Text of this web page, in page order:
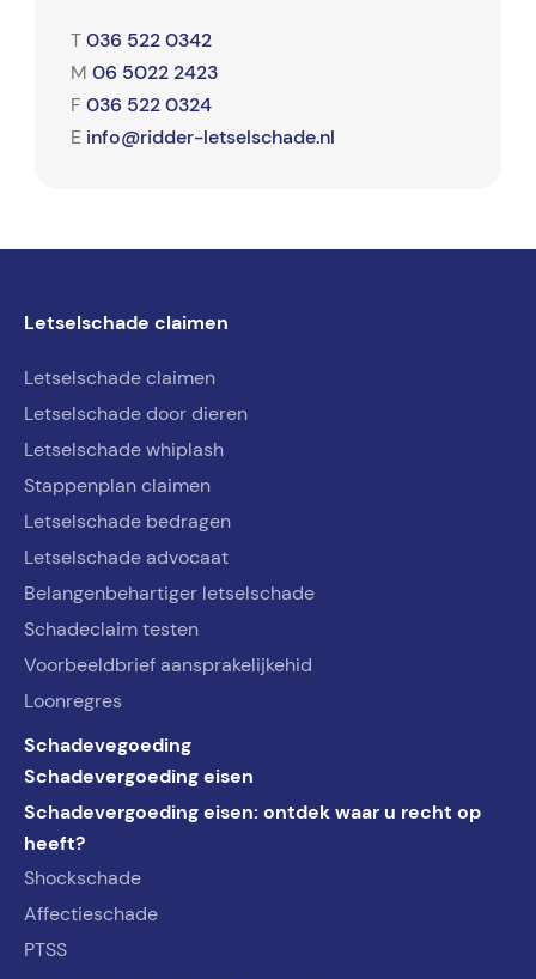
T 036 522 0342
M 06 5022 2423
F 036 522 0324
E info@ridder-letselschade.nl
Letselschade claimen
Letselschade claimen
Letselschade door dieren
Letselschade whiplash
Stappenplan claimen
Letselschade bedragen
Letselschade advocaat
Belangenbehartiger letselschade
Schadeclaim testen
Voorbeeldbrief aansprakelijkehid
Loonregres
Schadevegoeding
Schadevergoeding eisen
Schadevergoeding eisen: ontdek waar u recht op
heeft?
Shockschade
Affectieschade
PTSS